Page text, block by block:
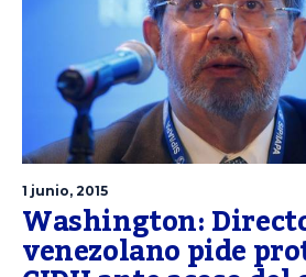
1 junio, 2015
Washington:
venezolano pide